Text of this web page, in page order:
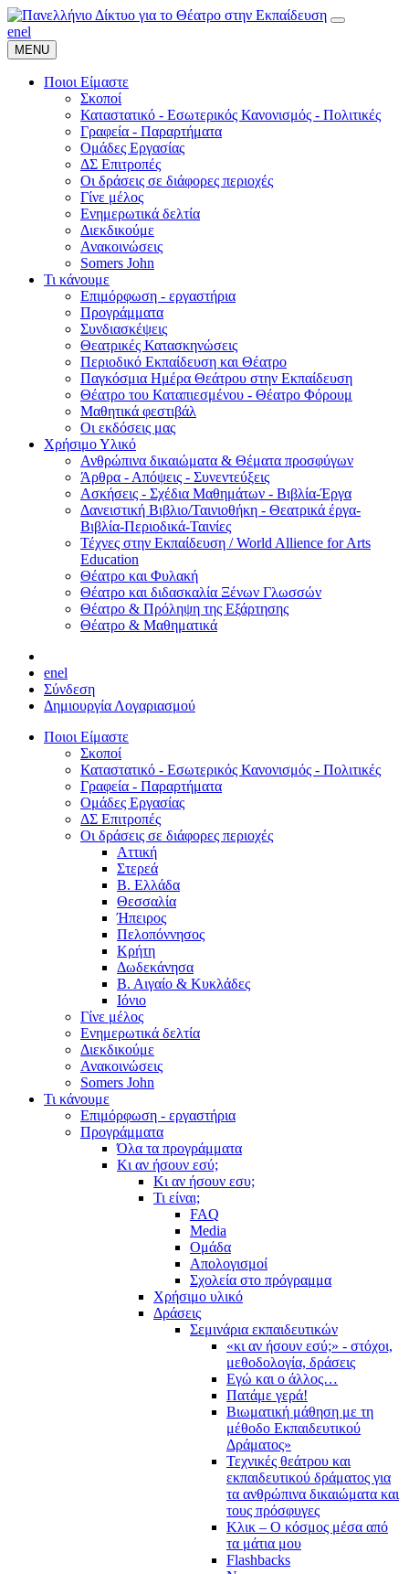
enel
MENU
Ποιοι Είμαστε
Σκοποί
Καταστατικό - Εσωτερικός Κανονισμός - Πολιτικές
Γραφεία - Παραρτήματα
Ομάδες Εργασίας
ΔΣ Επιτροπές
Οι δράσεις σε διάφορες περιοχές
Γίνε μέλος
Ενημερωτικά δελτία
Διεκδικούμε
Ανακοινώσεις
Somers John
Τι κάνουμε
Επιμόρφωση - εργαστήρια
Προγράμματα
Συνδιασκέψεις
Θεατρικές Κατασκηνώσεις
Περιοδικό Εκπαίδευση και Θέατρο
Παγκόσμια Ημέρα Θεάτρου στην Εκπαίδευση
Θέατρο του Καταπιεσμένου - Θέατρο Φόρουμ
Μαθητικά φεστιβάλ
Οι εκδόσεις μας
Χρήσιμο Υλικό
Ανθρώπινα δικαιώματα & Θέματα προσφύγων
Άρθρα - Απόψεις - Συνεντεύξεις
Ασκήσεις - Σχέδια Μαθημάτων - Βιβλία-Έργα
Δανειστική Βιβλιο/Ταινιοθήκη - Θεατρικά έργα-
Βιβλία-Περιοδικά-Ταινίες
Τέχνες στην Εκπαίδευση / World Allience for Arts
Education
Θέατρο και Φυλακή
Θέατρο και διδασκαλία Ξένων Γλωσσών
Θέατρο & Πρόληψη της Εξάρτησης
Θέατρο & Μαθηματικά
enel
Σύνδεση
Δημιουργία Λογαριασμού
Ποιοι Είμαστε
Σκοποί
Καταστατικό - Εσωτερικός Κανονισμός - Πολιτικές
Γραφεία - Παραρτήματα
Ομάδες Εργασίας
ΔΣ Επιτροπές
Οι δράσεις σε διάφορες περιοχές
Αττική
Στερεά
Β. Ελλάδα
Θεσσαλία
Ήπειρος
Πελοπόννησος
Κρήτη
Δωδεκάνησα
Β. Αιγαίο & Κυκλάδες
Ιόνιο
Γίνε μέλος
Ενημερωτικά δελτία
Διεκδικούμε
Ανακοινώσεις
Somers John
Τι κάνουμε
Επιμόρφωση - εργαστήρια
Προγράμματα
Όλα τα προγράμματα
Κι αν ήσουν εσύ;
Κι αν ήσουν εσυ;
Τι είναι;
FAQ
Media
Ομάδα
Απολογισμοί
Σχολεία στο πρόγραμμα
Χρήσιμο υλικό
Δράσεις
Σεμινάρια εκπαιδευτικών
«κι αν ήσουν εσύ;» - στόχοι,
μεθοδολογία, δράσεις
Εγώ και ο άλλος…
Πατάμε γερά!
Βιωματική μάθηση με τη
μέθοδο Εκπαιδευτικού
Δράματος»
Τεχνικές θεάτρου και
εκπαιδευτικού δράματος για
τα ανθρώπινα δικαιώματα και
τους πρόσφυγες
Κλικ – Ο κόσμος μέσα από
τα μάτια μου
Flashbacks